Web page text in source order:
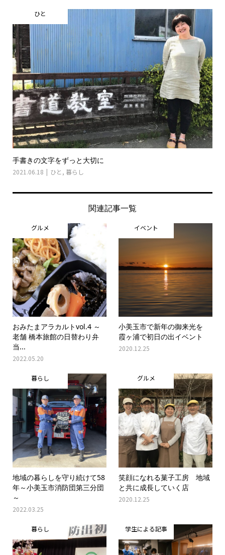
ひと
手書きの文字をずっと大切に
2021.06.18 ひと , 暮らし
関連記事一覧
グルメ
おみたまアラカルトvol.4 ～
老舗 橋本旅館の日替わり弁
当...
2022.05.20
イベント
小美玉市で新年の御来光を
霞ヶ浦で初日の出イベント
2020.12.25
暮らし
地域の暮らしを守り続けて58
年～小美玉市消防団第三分団
～
2022.03.25
グルメ
笑顔になれる菓子工房 地域
と共に成長していく店
2020.12.25
暮らし 学生による記事